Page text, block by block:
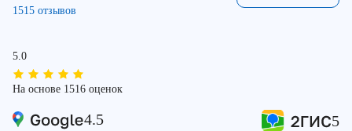
1515 отзывов
5.0
На основе 1516 оценок
4.5 5